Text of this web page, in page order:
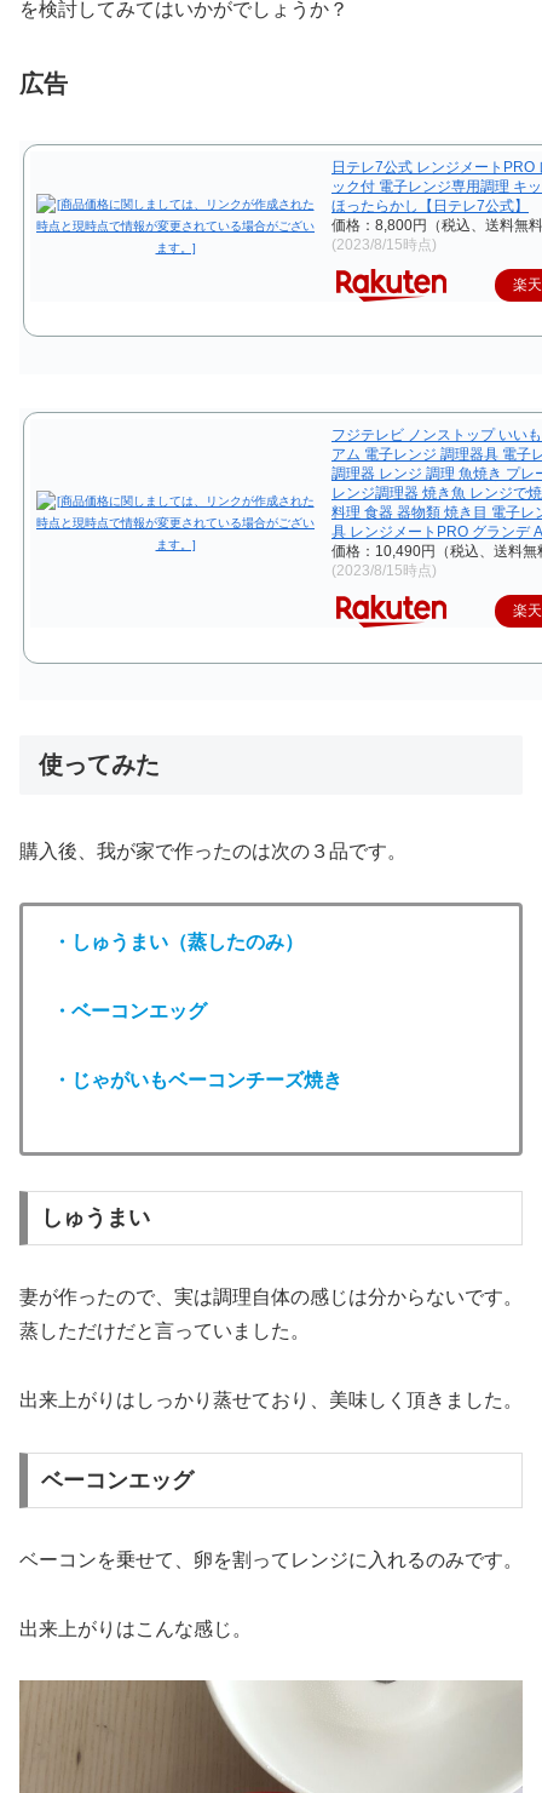
を検討してみてはいかがでしょうか？
広告
日テレ7公式 レンジメートPRO
ック付 電子レンジ専用調理 キ
ほったらかし【日テレ7公式】
価格：8,800円（税込、送料無
(2023/8/15時点)
楽
フジテレビ ノンストップ いい
アム 電子レンジ 調理器具 電子
調理器 レンジ 調理 魚焼き プレ
レンジ調理器 焼き魚 レンジで
料理 食器 器物類 焼き目 電子レ
具 レンジメートPRO グランデ
価格：10,490円（税込、送料無
(2023/8/15時点)
楽
使ってみた
購入後、我が家で作ったのは次の３品です。
・しゅうまい（蒸したのみ）
・ベーコンエッグ
・じゃがいもベーコンチーズ焼き
しゅうまい
妻が作ったので、実は調理自体の感じは分からないです。
蒸しただけだと言っていました。
出来上がりはしっかり蒸せており、美味しく頂きました。
ベーコンエッグ
ベーコンを乗せて、卵を割ってレンジに入れるのみです。
出来上がりはこんな感じ。